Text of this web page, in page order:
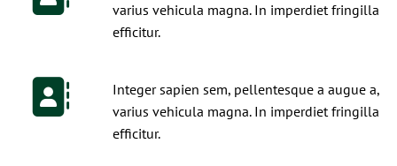
varius vehicula magna. In imperdiet fringilla
efficitur.
Integer sapien sem, pellentesque a augue a,
varius vehicula magna. In imperdiet fringilla
efficitur.